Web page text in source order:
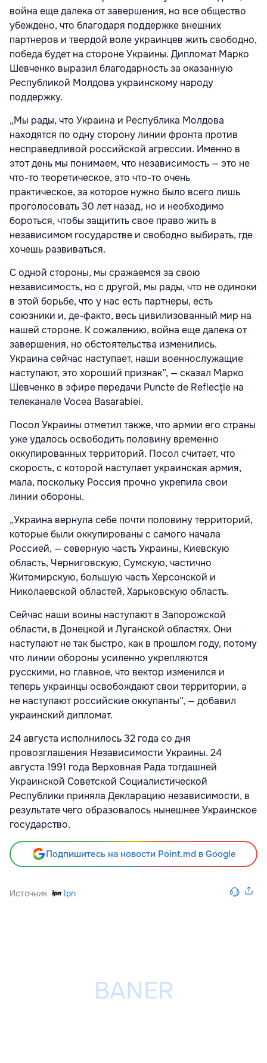
война еще далека от завершения, но все общество
убеждено, что благодаря поддержке внешних
партнеров и твердой воле украинцев жить свободно,
победа будет на стороне Украины. Дипломат Марко
Шевченко выразил благодарность за оказанную
Республикой Молдова украинскому народу
поддержку.
„Мы рады, что Украина и Республика Молдова
находятся по одну сторону линии фронта против
несправедливой российской агрессии. Именно в
этот день мы понимаем, что независимость — это не
что-то теоретическое, это что-то очень
практическое, за которое нужно было всего лишь
проголосовать 30 лет назад, но и необходимо
бороться, чтобы защитить свое право жить в
независимом государстве и свободно выбирать, где
хочешь развиваться.
С одной стороны, мы сражаемся за свою
независимость, но с другой, мы рады, что не одиноки
в этой борьбе, что у нас есть партнеры, есть
союзники и, де-факто, весь цивилизованный мир на
нашей стороне. К сожалению, война еще далека от
завершения, но обстоятельства изменились.
Украина сейчас наступает, наши военнослужащие
наступают, это хороший признак”, — сказал Марко
Шевченко в эфире передачи Puncte de Reflecție на
телеканале Vocea Basarabiei.
Посол Украины отметил также, что армии его страны
уже удалось освободить половину временно
оккупированных территорий. Посол считает, что
скорость, с которой наступает украинская армия,
мала, поскольку Россия прочно укрепила свои
линии обороны.
„Украина вернула себе почти половину территорий,
которые были оккупированы с самого начала
Россией, — северную часть Украины, Киевскую
область, Черниговскую, Сумскую, частично
Житомирскую, большую часть Херсонской и
Николаевской областей, Харьковскую область.
Сейчас наши воины наступают в Запорожской
области, в Донецкой и Луганской областях. Они
наступают не так быстро, как в прошлом году, потому
что линии обороны усиленно укрепляются
русскими, но главное, что вектор изменился и
теперь украинцы освобождают свои территории, а
не наступают российские оккупанты”, — добавил
украинский дипломат.
24 августа исполнилось 32 года со дня
провозглашения Независимости Украины. 24
августа 1991 года Верховная Рада тогдашней
Украинской Советской Социалистической
Республики приняла Декларацию независимости, в
результате чего образовалось нынешнее Украинское
государство.
Подпишитесь на новости Point.md в Google
Источник Ipn